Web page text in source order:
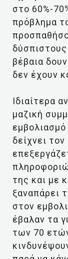
στο 60%-
πρόβλημα
βέβαια
δεν έχουν
Ιδιαίτερα
μαζική
δείχνει
της και με
ξαναπάρει
στον
έβαλαν τα
των 70